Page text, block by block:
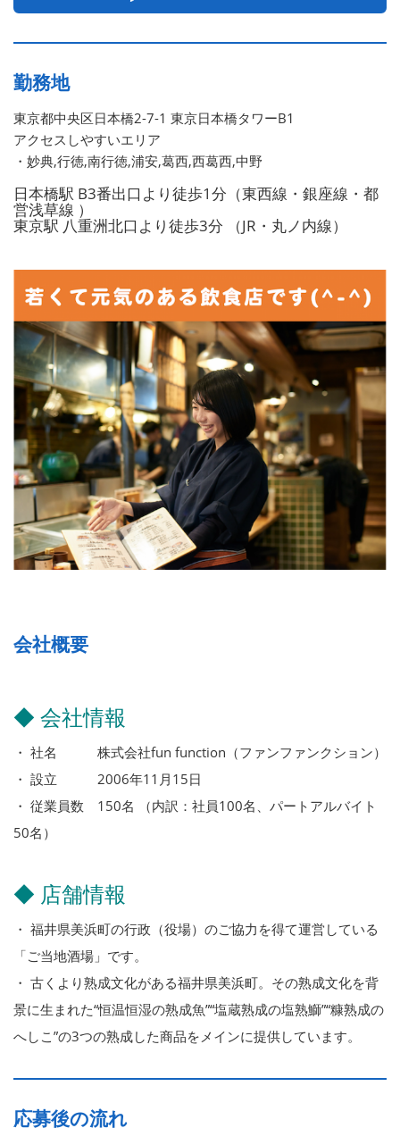
勤務地
東京都中央区日本橋2-7-1 東京日本橋タワーB1
アクセスしやすいエリア
・妙典,行徳,南行徳,浦安,葛西,西葛西,中野
日本橋駅 B3番出口より徒歩1分（東西線・銀座線・都
営浅草線 ）
東京駅 八重洲北口より徒歩3分 （JR・丸ノ内線）
会社概要
◆ 会社情報
・ 社名 株式会社fun function（ファンファンクション）
・ 設立 2006年11月15日
・ 従業員数 150名 （内訳：社員100名、パートアルバイト
50名）
◆ 店舗情報
・ 福井県美浜町の行政（役場）のご協力を得て運営している
「ご当地酒場」です。
・ 古くより熟成文化がある福井県美浜町。その熟成文化を背
景に生まれた“恒温恒湿の熟成魚”“塩蔵熟成の塩熟鰤”“糠熟成の
へしこ”の3つの熟成した商品をメインに提供しています。
応募後の流れ